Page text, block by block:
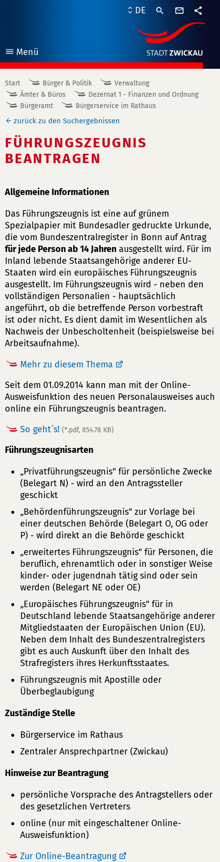
Menü
öffnen
DE
Start Bürger & Politik
Verwaltung
Ämter & Büros
Dezernat 1 - Finanzen und Ordnung
Bürgeramt
Bürgerservice im Rathaus
zurück zu den Suchergebnissen
FÜHRUNGSZEUGNIS
BEANTRAGEN
Allgemeine Informationen
Das Führungszeugnis ist eine auf grünem
Spezialpapier mit Bundesadler gedruckte Urkunde,
die vom Bundeszentralregister in Bonn auf Antrag
für jede Person ab 14 Jahren ausgestellt wird. Für im
Inland lebende Staatsangehörige anderer EU-
Staaten wird ein europäisches Führungszeugnis
ausgestellt. Im Führungszeugnis wird - neben den
vollständigen Personalien - hauptsächlich
angeführt, ob die betreffende Person vorbestraft
ist oder nicht. Es dient damit im Wesentlichen als
Nachweis der Unbescholtenheit (beispielsweise bei
Arbeitsaufnahme).
Mehr zu diesem Thema
Seit dem 01.09.2014 kann man mit der Online-
Ausweisfunktion des neuen Personalausweises auch
online ein Führungszeugnis beantragen.
So geht´s! (*.pdf, 854.78 KB)
Führungszeugnisarten
„Privatführungszeugnis" für persönliche Zwecke
(Belegart N) - wird an den Antragssteller
geschickt
„Behördenführungszeugnis" zur Vorlage bei
einer deutschen Behörde (Belegart O, OG oder
P) - wird direkt an die Behörde geschickt
„erweitertes Führungszeugnis" für Personen, die
beruflich, ehrenamtlich oder in sonstiger Weise
kinder- oder jugendnah tätig sind oder sein
werden (Belegart NE oder OE)
„Europäisches Führungszeugnis" für in
Deutschland lebende Staatsangehörige anderer
Mitgliedstaaten der Europäischen Union (EU).
Neben dem Inhalt des Bundeszentralregisters
gibt es auch Auskunft über den Inhalt des
Strafregisters ihres Herkunftsstaates.
Führungszeugnis mit Apostille oder
Überbeglaubigung
Zuständige Stelle
Bürgerservice im Rathaus
Zentraler Ansprechpartner (Zwickau)
Hinweise zur Beantragung
persönliche Vorsprache des Antragstellers oder
des gesetzlichen Vertreters
online (nur mit eingeschaltener Online-
Ausweisfunktion)
Zur Online-Beantragung